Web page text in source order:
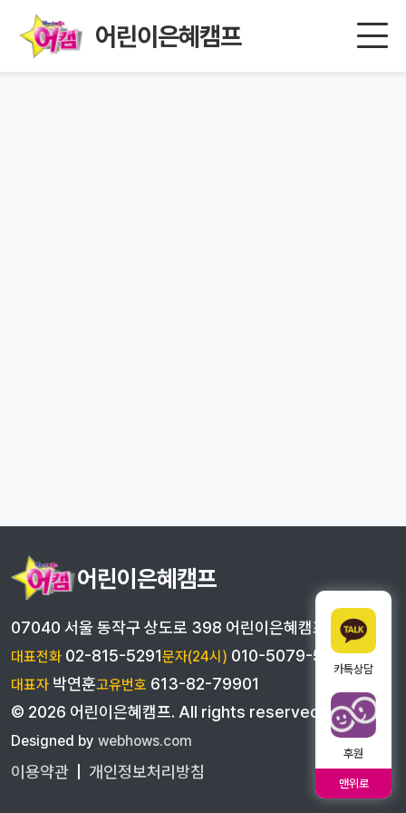
어린이은혜캠프
카톡상담
후원
맨위로
어린이은혜캠프
07040 서울 동작구 상도로 398 어린이은혜캠프
대표전화 02-815-5291문자(24시) 010-5079-5291
대표자 박연훈고유번호 613-82-79901
© 2026 어린이은혜캠프. All rights reserved
Designed by webhows.com
이용약관 개인정보처리방침